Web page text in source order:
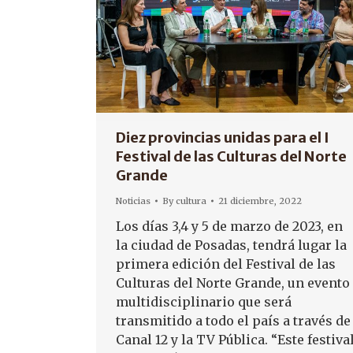
Diez provincias unidas para el I
Festival de las Culturas del Norte
Grande
Noticias Bycultura 21 diciembre, 2022
Los días 3,4 y 5 de marzo de 2023, en
la ciudad de Posadas, tendrá lugar la
primera edición del Festival de las
Culturas del Norte Grande, un evento
multidisciplinario que será
transmitido a todo el país a través de
Canal 12 y la TV Pública. “Este